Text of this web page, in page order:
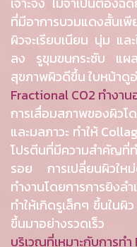
ที่มีอาการบวมแดงสั้นเ
ผิวจะเรียบเนียน นุ่ม แ
ลง รูขุมขนกระชับ แผ
สุขภาพผิวดีขึ้น ใบหน้าดู
Fractional CO2 ทำงาน
การเสื่อมสภาพของผิว
และมลภาวะ ทำให้
โปรตีนที่มีความสำคัญที่ท
รอย การเปลี่ยนผิวให
ทำงานโดยการการยิงล
ทำให้เกิดรูเล็กๆ ขึ้นในผิ
ขึ้นมาอย่างรวดเร็ว
บริเวณที่เหมาะกับการท